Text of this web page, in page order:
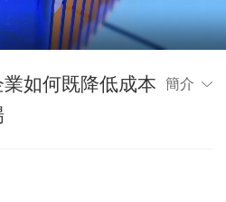
如何既降低成本
簡介